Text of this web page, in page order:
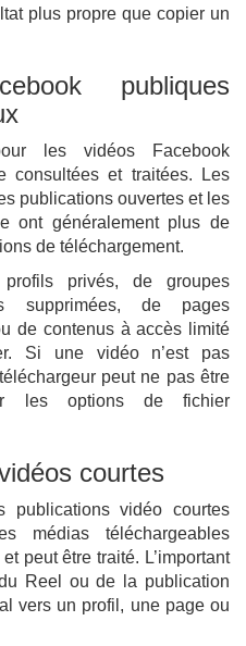
plus propre que copier un
publiques
les vidéos Facebook
consultées et traitées. Les
publications ouvertes et les
ont généralement plus de
de téléchargement.
privés, de groupes
supprimées, de pages
de contenus à accès limité
Si une vidéo n’est pas
peut ne pas être
les options de fichier
courtes
publications vidéo courtes
médias téléchargeables
peut être traité. L’important
Reel ou de la publication
vers un profil, une page ou